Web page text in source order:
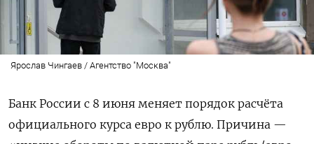
Ярослав Чингаев / Агентство "Москва"
Банк России с 8 июня меняет порядок расчёта
официального курса евро к рублю. Причина —